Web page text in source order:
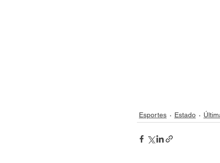
Esportes Estado